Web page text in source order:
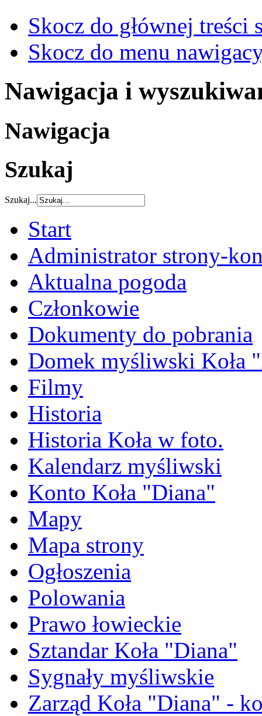
Skocz do głównej treści
Skocz do menu
Nawigacja i
Nawigacja
Szukaj
Szukaj...
Start
Administrator strony-
Aktualna pogoda
Członkowie
Dokumenty do pobrania
Domek myśliwski Koła
Filmy
Historia
Historia Koła w foto.
Kalendarz myśliwski
Konto Koła "Diana"
Mapy
Mapa strony
Ogłoszenia
Polowania
Prawo łowieckie
Sztandar Koła "Diana"
Sygnały myśliwskie
Zarząd Koła "Diana" -